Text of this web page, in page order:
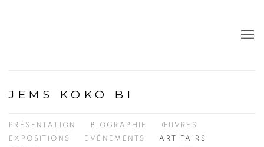
JEMS KOKO BI
PRÉSENTATION BIOGRAPHIE
ŒUVRES
EXPOSITIONS
EVÉNEMENTS
ART FAIRS